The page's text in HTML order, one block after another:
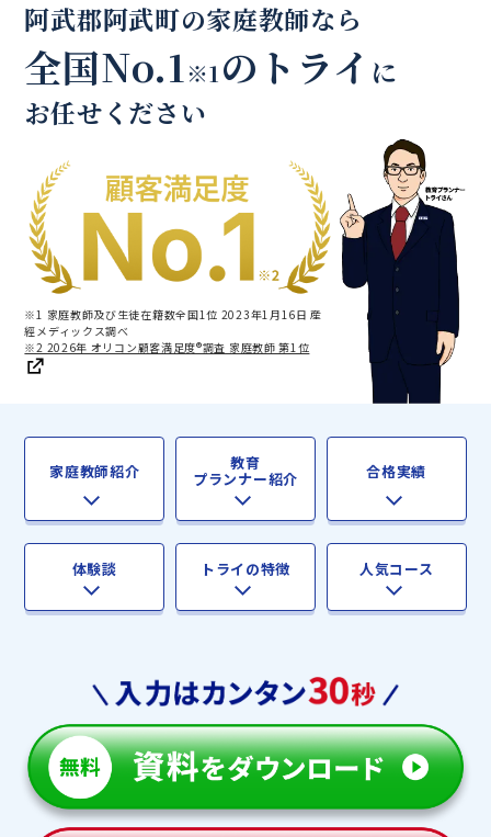
阿武郡阿武町の家庭教師なら
全国No.1※1のトライ に
お任せください
※1 家庭教師及び生徒在籍数全国1位 2023年1月16日 産
經メディックス調べ
※2 2026年 オリコン顧客満足度®調査 家庭教師 第1位
家庭教師紹介 教育
プランナー紹介 合格実績
体験談 トライの特徴 人気コース